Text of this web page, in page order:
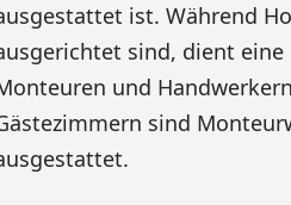
ist. Während
sind, dient
und
sind